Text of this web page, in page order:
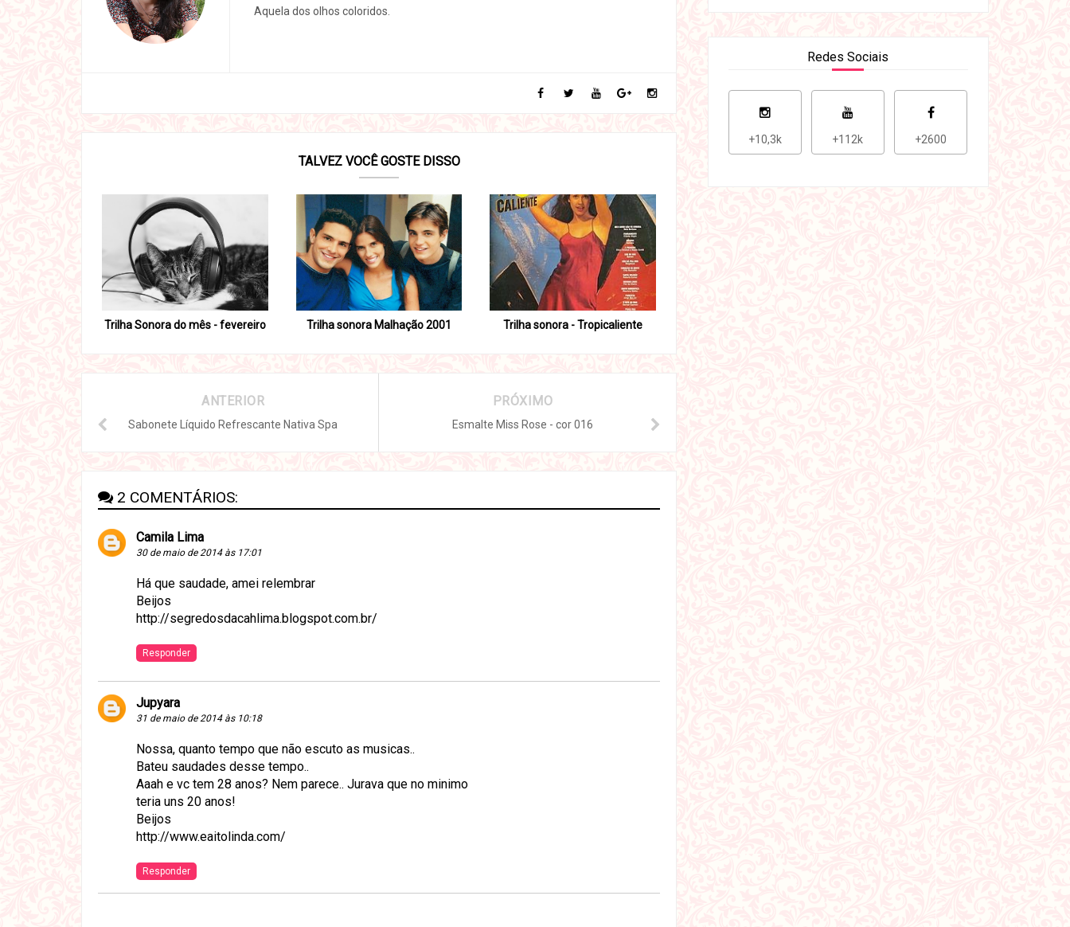
Aquela dos olhos coloridos.
TALVEZ VOCÊ GOSTE DISSO
Trilha Sonora do mês - fevereiro Trilha sonora Malhação 2001 Trilha sonora - Tropicaliente
PRÓXIMO
Esmalte Miss Rose - cor 016
ANTERIOR
Sabonete Líquido Refrescante Nativa Spa
2 COMENTÁRIOS:
Camila Lima
30 de maio de 2014 às 17:01
Há que saudade, amei relembrar
Beijos
http://segredosdacahlima.blogspot.com.br/
Responder
Jupyara
31 de maio de 2014 às 10:18
Nossa, quanto tempo que não escuto as musicas..
Bateu saudades desse tempo..
Aaah e vc tem 28 anos? Nem parece.. Jurava que no minimo
teria uns 20 anos!
Beijos
http://www.eaitolinda.com/
Responder
Redes Sociais
+10,3k +112k +2600